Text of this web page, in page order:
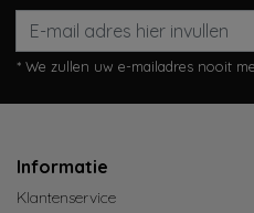
* We zullen uw e-mailadres nooit
Informatie
Klantenservice